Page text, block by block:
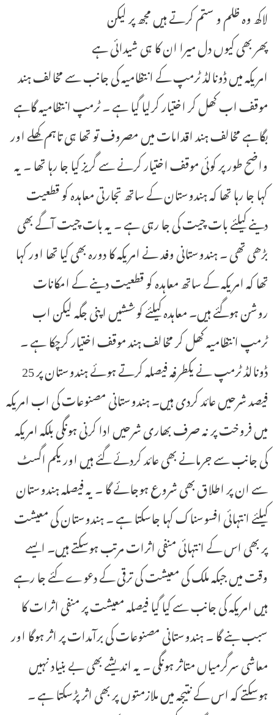
لاکھ وہ ظلم و ستم کرتے ہیں مجھ پر لیکن
پھر بھی کیوں دل میرا ان کا ہی شیدائی ہے
امریکہ میں ڈونالڈ ٹرمپ کے انتظامیہ کی جانب سے مخالف ہند
موقف اب کھل کر اختیار کرلیا گیا ہے ۔ ٹرمپ انتظامیہ گاہے
بگاہے مخالف ہند اقدامات میں مصروف تو تھا ہی تاہم کھلے اور
واضح طور پر کوئی موقف اختیار کرنے سے گریز کیا جا رہا تھا ۔ یہ
کہا جا رہا تھا کہ ہندوستان کے ساتھ تجارتی معاہدہ کو قطعیت
دینے کیلئے بات چیت کی جا رہی ہے ۔ یہ بات چیت آگے بھی
بڑھی تھی ۔ ہندوستانی وفد نے امریکہ کا دورہ بھی کیا تھا اور کہا
تھا کہ امریکہ کے ساتھ معاہدہ کو قطعیت دینے کے امکانات
روشن ہوگئے ہیں۔ معاہدہ کیلئے کوششیں اپنی جگہ لیکن اب
ٹرمپ انتظامیہ کھل کر مخالف ہند موقف اختیار کرچکا ہے ۔
ڈونالڈ ٹرمپ نے یکطرفہ فیصلہ کرتے ہوئے ہندوستان پر 25
فیصد شرحیں عائد کردی ہیں۔ ہندوستانی مصنوعات کی اب امریکہ
میں فروخت پر نہ صرف بھاری شرحیں ادا کرنی ہونگی بلکہ امریکہ
کی جانب سے جرمانے بھی عائد کردئے گئے ہیں اور یکم اگسٹ
سے ان پر اطلاق بھی شروع ہوجائے گا ۔ یہ فیصلہ ہندوستان
کیلئے انتہائی افسوسناک کہا جاسکتا ہے ۔ ہندوستان کی معیشت
پر بھی اس کے انتہائی منفی اثرات مرتب ہوسکتے ہیں۔ ایسے
وقت میں جبکہ ملک کی معیشت کی ترقی کے دعوے کئے جا رہے
ہیں امریکہ کی جانب سے کیا گیا فیصلہ معیشت پر منفی اثرات کا
سبب بنے گا ۔ ہندوستانی مصنوعات کی برآمدات پر اثر ہوگا اور
معاشی سرگرمیاں متاثر ہونگی ۔ یہ اندیشے بھی بے بنیاد نہیں
ہوسکتے کہ اس کے نتیجہ میں ملازمتوں پر بھی اثر پڑسکتا ہے ۔